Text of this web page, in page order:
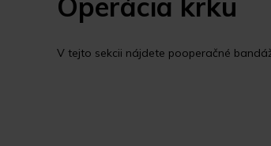
V tejto sekcii nájdete pooperačné